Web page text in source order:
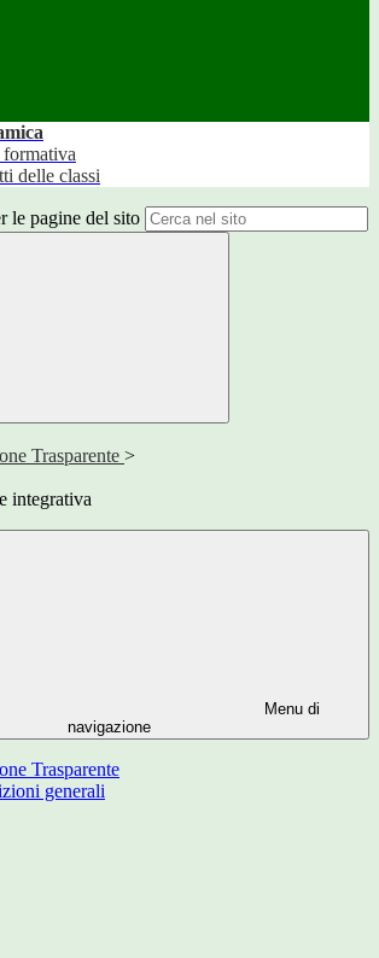
delle classi
le pagine del sito
Trasparente >
integrativa
Menu di
navigazione
Trasparente
generali